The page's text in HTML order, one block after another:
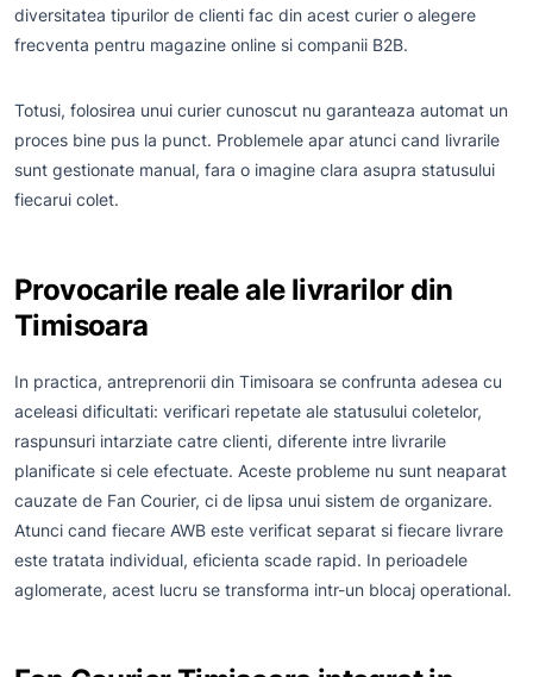
diversitatea tipurilor de clienti fac din acest curier o alegere
frecventa pentru magazine online si companii B2B.
Totusi, folosirea unui curier cunoscut nu garanteaza automat un
proces bine pus la punct. Problemele apar atunci cand livrarile
sunt gestionate manual, fara o imagine clara asupra statusului
fiecarui colet.
Provocarile reale ale livrarilor din
Timisoara
In practica, antreprenorii din Timisoara se confrunta adesea cu
aceleasi dificultati: verificari repetate ale statusului coletelor,
raspunsuri intarziate catre clienti, diferente intre livrarile
planificate si cele efectuate. Aceste probleme nu sunt neaparat
cauzate de Fan Courier, ci de lipsa unui sistem de organizare.
Atunci cand fiecare AWB este verificat separat si fiecare livrare
este tratata individual, eficienta scade rapid. In perioadele
aglomerate, acest lucru se transforma intr-un blocaj operational.